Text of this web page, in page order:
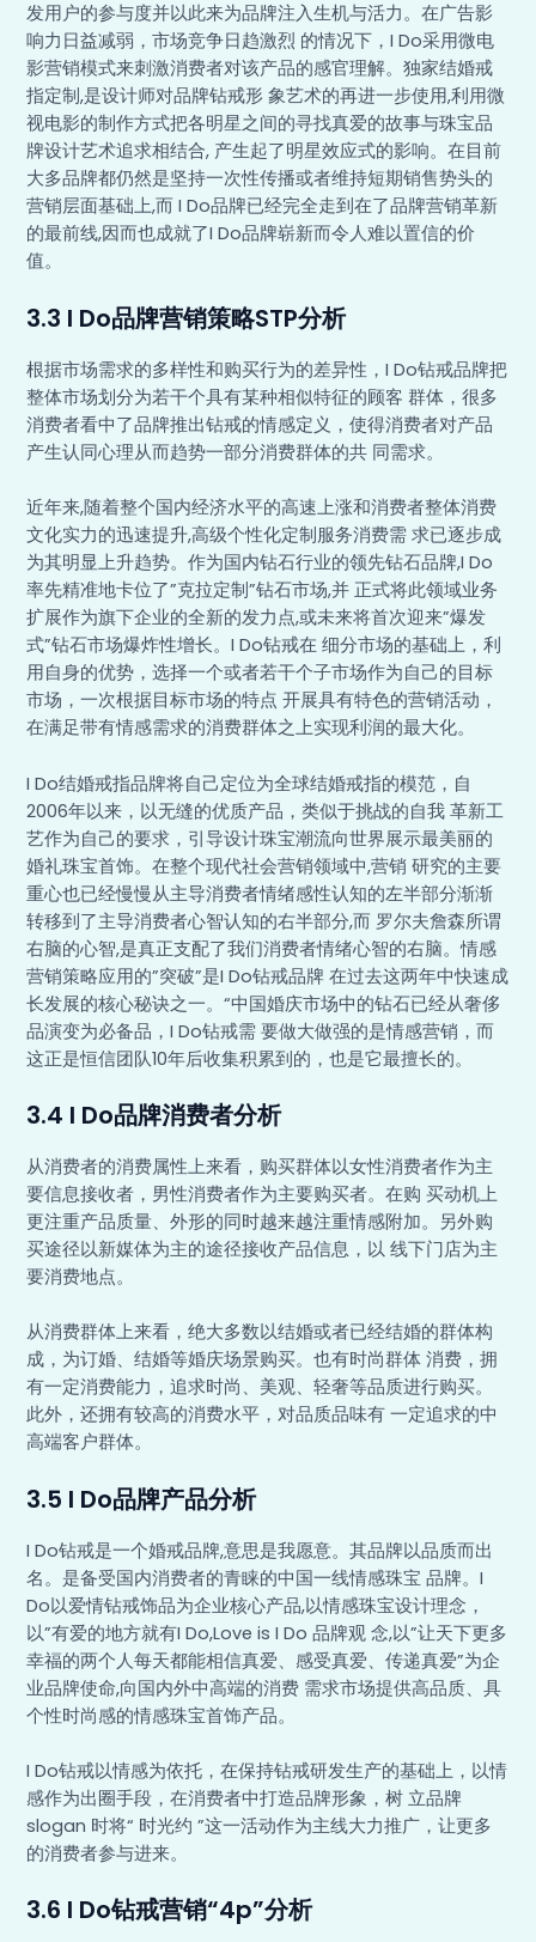
发用户的参与度并以此来为品牌注入生机与活力。在广告影
响力日益减弱，市场竞争日趋激烈 的情况下，I Do采用微电
影营销模式来刺激消费者对该产品的感官理解。独家结婚戒
指定制,是设计师对品牌钻戒形 象艺术的再进一步使用,利用微
视电影的制作方式把各明星之间的寻找真爱的故事与珠宝品
牌设计艺术追求相结合, 产生起了明星效应式的影响。在目前
大多品牌都仍然是坚持一次性传播或者维持短期销售势头的
营销层面基础上,而 I Do品牌已经完全走到在了品牌营销革新
的最前线,因而也成就了I Do品牌崭新而令人难以置信的价
值。
3.3 I Do品牌营销策略STP分析
根据市场需求的多样性和购买行为的差异性，I Do钻戒品牌把
整体市场划分为若干个具有某种相似特征的顾客 群体，很多
消费者看中了品牌推出钻戒的情感定义，使得消费者对产品
产生认同心理从而趋势一部分消费群体的共 同需求。
近年来,随着整个国内经济水平的高速上涨和消费者整体消费
文化实力的迅速提升,高级个性化定制服务消费需 求已逐步成
为其明显上升趋势。作为国内钻石行业的领先钻石品牌,I Do
率先精准地卡位了”克拉定制”钻石市场,并 正式将此领域业务
扩展作为旗下企业的全新的发力点,或未来将首次迎来”爆发
式”钻石市场爆炸性增长。I Do钻戒在 细分市场的基础上，利
用自身的优势，选择一个或者若干个子市场作为自己的目标
市场，一次根据目标市场的特点 开展具有特色的营销活动，
在满足带有情感需求的消费群体之上实现利润的最大化。
I Do结婚戒指品牌将自己定位为全球结婚戒指的模范，自
2006年以来，以无缝的优质产品，类似于挑战的自我 革新工
艺作为自己的要求，引导设计珠宝潮流向世界展示最美丽的
婚礼珠宝首饰。在整个现代社会营销领域中,营销 研究的主要
重心也已经慢慢从主导消费者情绪感性认知的左半部分渐渐
转移到了主导消费者心智认知的右半部分,而 罗尔夫詹森所谓
右脑的心智,是真正支配了我们消费者情绪心智的右脑。情感
营销策略应用的”突破”是I Do钻戒品牌 在过去这两年中快速成
长发展的核心秘诀之一。“中国婚庆市场中的钻石已经从奢侈
品演变为必备品，I Do钻戒需 要做大做强的是情感营销，而
这正是恒信团队10年后收集积累到的，也是它最擅长的。
3.4 I Do品牌消费者分析
从消费者的消费属性上来看，购买群体以女性消费者作为主
要信息接收者，男性消费者作为主要购买者。在购 买动机上
更注重产品质量、外形的同时越来越注重情感附加。另外购
买途径以新媒体为主的途径接收产品信息，以 线下门店为主
要消费地点。
从消费群体上来看，绝大多数以结婚或者已经结婚的群体构
成，为订婚、结婚等婚庆场景购买。也有时尚群体 消费，拥
有一定消费能力，追求时尚、美观、轻奢等品质进行购买。
此外，还拥有较高的消费水平，对品质品味有 一定追求的中
高端客户群体。
3.5 I Do品牌产品分析
I Do钻戒是一个婚戒品牌,意思是我愿意。其品牌以品质而出
名。是备受国内消费者的青睐的中国一线情感珠宝 品牌。I
Do以爱情钻戒饰品为企业核心产品,以情感珠宝设计理念，
以”有爱的地方就有I Do,Love is I Do 品牌观 念,以”让天下更多
幸福的两个人每天都能相信真爱、感受真爱、传递真爱”为企
业品牌使命,向国内外中高端的消费 需求市场提供高品质、具
个性时尚感的情感珠宝首饰产品。
I Do钻戒以情感为依托，在保持钻戒研发生产的基础上，以情
感作为出圈手段，在消费者中打造品牌形象，树 立品牌
slogan 时将“ 时光约 ”这一活动作为主线大力推广，让更多
的消费者参与进来。
3.6 I Do钻戒营销“4p”分析